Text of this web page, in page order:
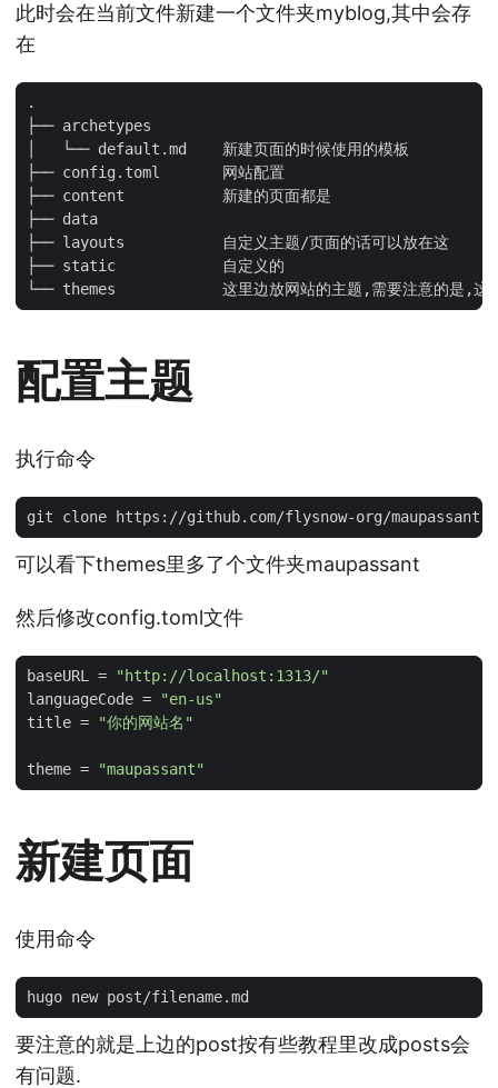
此时会在当前文件新建一个文件夹myblog,其中会存
在
配置主题
执行命令
可以看下themes里多了个文件夹maupassant
然后修改config.toml文件
baseURL =
"http://localhost:1313/"
languageCode =
"en-us"
title = "你的网站名"
theme = "maupassant"
新建页面
使用命令
要注意的就是上边的post按有些教程里改成posts会
有问题.